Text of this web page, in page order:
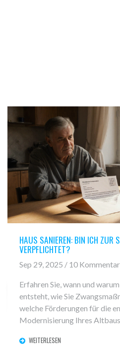
HAUS SANIEREN: BIN ICH ZUR
VERPFLICHTET?
Sep 29, 2025 / 10
Erfahren Sie, wann und
entsteht, wie Sie
welche Förderungen für die
Modernisierung Ihres
WEITERLESEN